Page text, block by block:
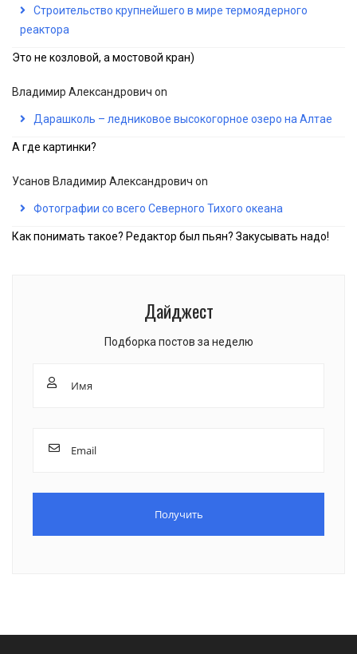
Строительство крупнейшего в мире термоядерного
реактора
Это не козловой, а мостовой кран)
Владимир Александрович on
Дарашколь – ледниковое высокогорное озеро на Алтае
А где картинки?
Усанов Владимир Александрович on
Фотографии со всего Северного Тихого океана
Как понимать такое? Редактор был пьян? Закусывать надо!
Дайджест
Подборка постов за неделю